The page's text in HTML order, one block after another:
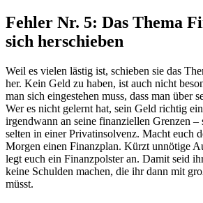
Fehler Nr. 5: Das Thema
sich herschieben
Weil es vielen lästig ist, schieben sie das
her. Kein Geld zu haben, ist auch nicht
man sich eingestehen muss, dass man über
Wer es nicht gelernt hat, sein Geld richtig
irgendwann an seine finanziellen Grenzen –
selten in einer Privatinsolvenz. Macht euch
Morgen einen Finanzplan. Kürzt unnötige
legt euch ein Finanzpolster an. Damit seid
keine Schulden machen, die ihr dann mit
müsst.